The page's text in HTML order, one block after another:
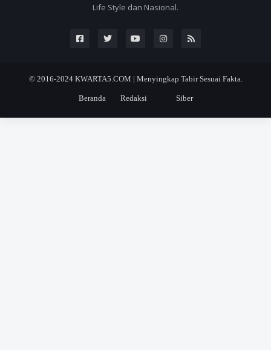
Life Style dan Nasional.
© 2016-2024 KWARTA5.COM | Menyingkap Tabir Sesuai Fakta.
Beranda Redaksi Siber